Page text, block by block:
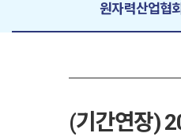
원자력산업협회
(기간연장)